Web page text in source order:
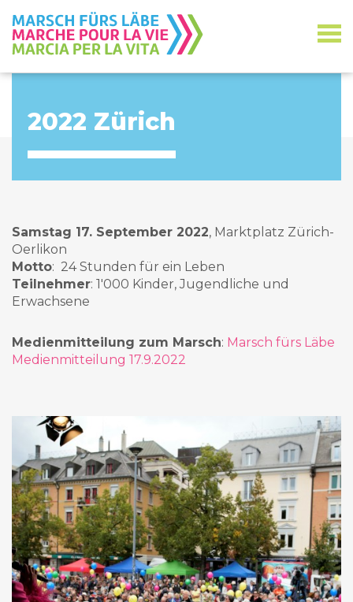
2022 Zürich
Samstag 17. September 2022, Marktplatz Zürich-
Oerlikon
Motto: 24 Stunden für ein Leben
Teilnehmer: 1'000 Kinder, Jugendliche und
Erwachsene
Medienmitteilung zum Marsch: Marsch fürs Läbe
Medienmitteilung 17.9.2022